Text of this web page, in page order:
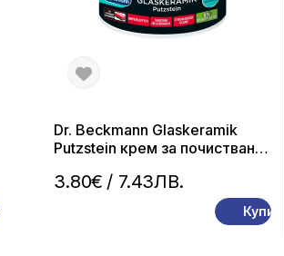
3.80€ / 7.43ЛВ.
Dr. Beckmann Glaskeramik
Putzstein крем за почистване
250 г
Купи